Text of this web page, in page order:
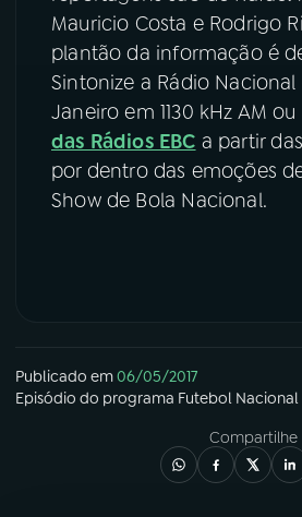
Mauricio Costa e Rodrigo
plantão da informação é
Sintonize a Rádio
Janeiro em 1130 kHz AM
das Rádios EBC a partir
por dentro das emoções
Show de Bola Nacional.
Publicado em06/05/2017
Episódio do programa Futebol Nacional
Compartilhe